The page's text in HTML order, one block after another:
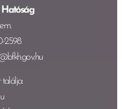
Hatóság
2598
találja: